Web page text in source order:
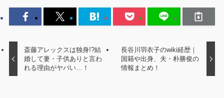
斎藤アレックスは独身!?結
婚して妻・子供ありと言わ
れる理由がヤバい…！
長谷川羽衣子のwiki経歴｜
国籍や出身、夫・朴勝俊の
情報まとめ！